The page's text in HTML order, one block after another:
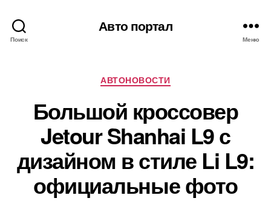
Поиск
Авто портал
Меню
Рубрики
АВТОНОВОСТИ
Большой кроссовер
Jetour Shanhai L9 с
дизайном в стиле Li L9:
официальные фото